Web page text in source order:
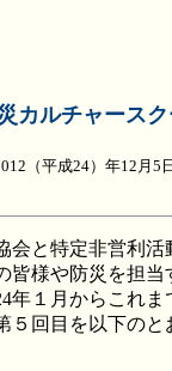
災カルチャース
（平成24）年12月5
と特定非営利活
皆様や防災を担
年１月からこれ
回目を以下の